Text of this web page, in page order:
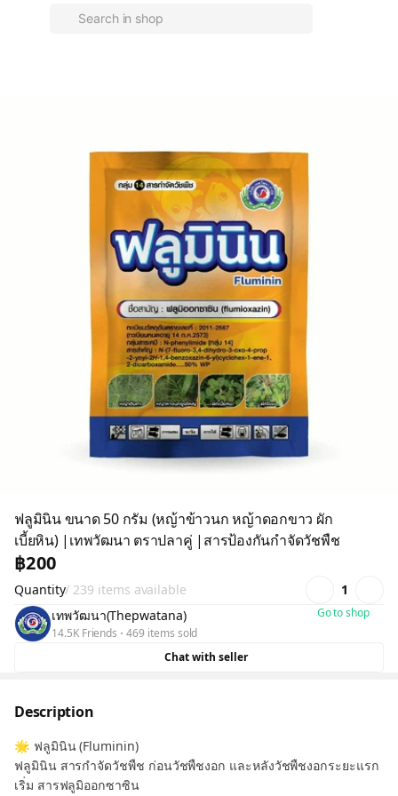
ฟลูมินิน ขนาด 50 กรัม (หญ้าข้าวนก หญ้าดอกขาว ผัก
เบี้ยหิน) |เทพวัฒนา ตราปลาคู่ |สารป้องกันกำจัดวัชพืช
฿200
Quantity/ 239 items available
1
เทพวัฒนา(Thepwatana)
14.5K Friends 469 items sold
Go to shop
Chat with seller
Description
🌟 ฟลูมินิน (Fluminin)
ฟลูมินิน สารกำจัดวัชพืช ก่อนวัชพืชงอก และหลังวัชพืชงอกระยะแรก
เริ่ม สารฟลูมิออกซาซิน